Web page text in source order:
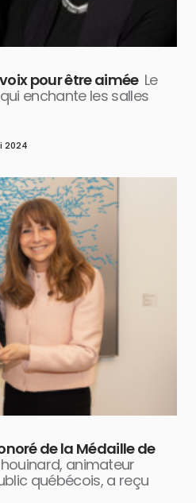
pour être aimée Le
enchante les salles
2024
de la Médaille de
animateur
québécois, a reçu